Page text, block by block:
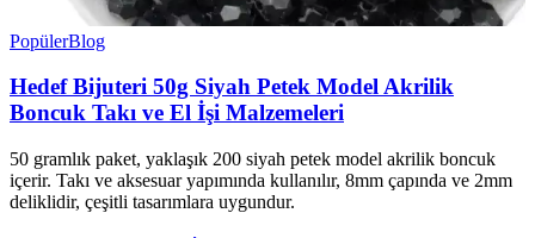
PopülerBlog
Hedef Bijuteri 50g Siyah Petek Model Akrilik
Boncuk Takı ve El İşi Malzemeleri
50 gramlık paket, yaklaşık 200 siyah petek model akrilik boncuk
içerir. Takı ve aksesuar yapımında kullanılır, 8mm çapında ve 2mm
deliklidir, çeşitli tasarımlara uygundur.